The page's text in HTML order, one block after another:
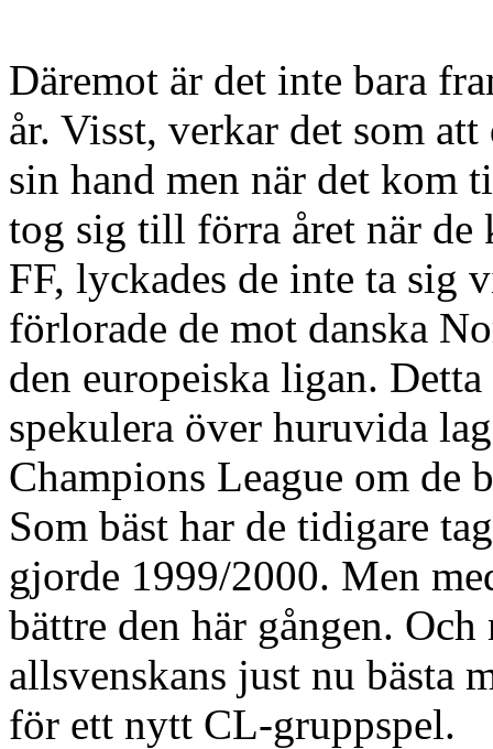
Däremot är det inte bara
år. Visst, verkar det som
sin hand men när det kom
tog sig till förra året när de
FF, lyckades de inte ta sig
förlorade de mot danska
den europeiska ligan.
spekulera över huruvida
Champions League om de
Som bäst har de tidigare
gjorde 1999/2000. Men
bättre den här gången. Och
allsvenskans just nu bästa
för ett nytt CL-gruppspel.